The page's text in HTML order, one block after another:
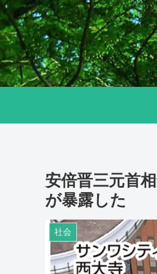
安倍晋三元首
が暴露した
社会